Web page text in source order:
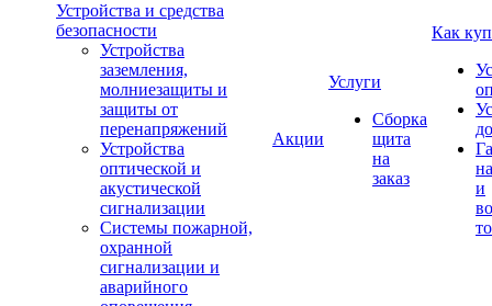
Устройства и средства
безопасности
Устройства
заземления,
молниезащиты и
защиты от
перенапряжений
Устройства
оптической и
акустической
сигнализации
Системы пожарной,
охранной
сигнализации и
аварийного
Акции
Услуги
Сборка
щита
на
заказ
Как
и